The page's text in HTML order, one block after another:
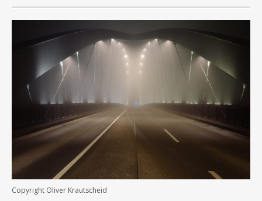
Copyright Oliver Krautscheid